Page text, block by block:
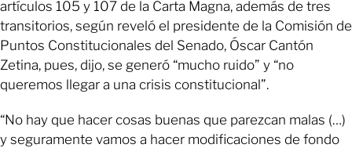
artículos 105 y 107 de la Carta Magna, además de tres
transitorios, según reveló el presidente de la Comisión de
Puntos Constitucionales del Senado, Óscar Cantón
Zetina, pues, dijo, se generó “mucho ruido” y “no
queremos llegar a una crisis constitucional”.
“No hay que hacer cosas buenas que parezcan malas (…)
y seguramente vamos a hacer modificaciones de fondo